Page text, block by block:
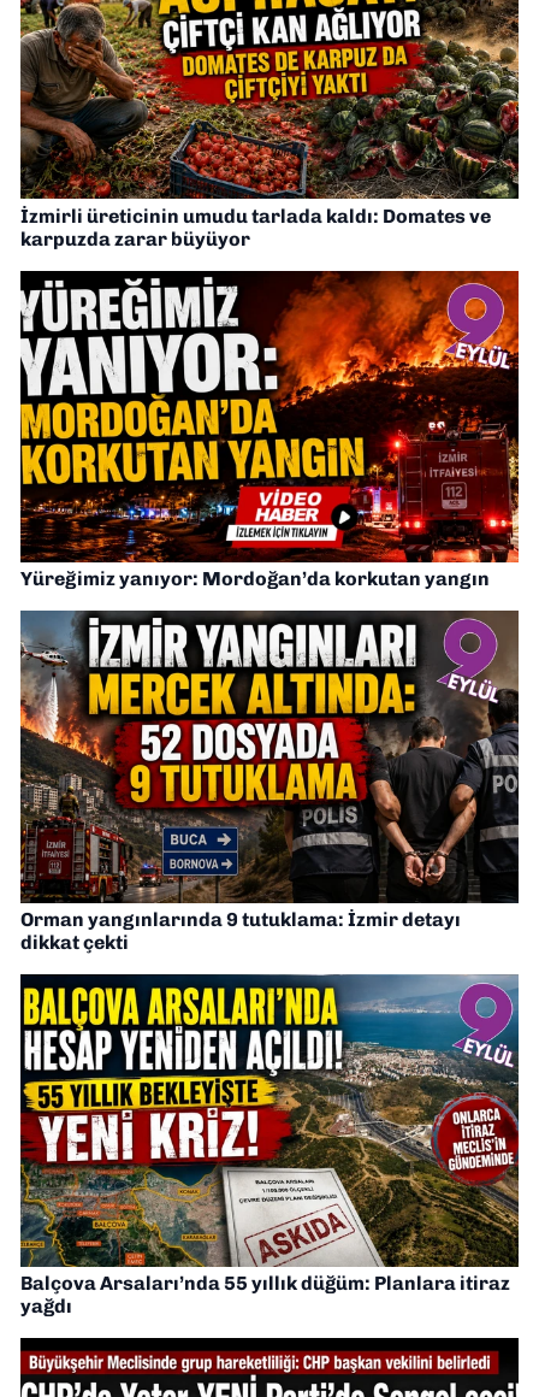
İzmirli üreticinin umudu tarlada kaldı: Domates ve
karpuzda zarar büyüyor
Yüreğimiz yanıyor: Mordoğan’da korkutan yangın
Orman yangınlarında 9 tutuklama: İzmir detayı
dikkat çekti
Balçova Arsaları’nda 55 yıllık düğüm: Planlara itiraz
yağdı